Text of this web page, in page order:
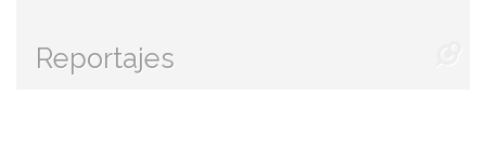
Reportajes